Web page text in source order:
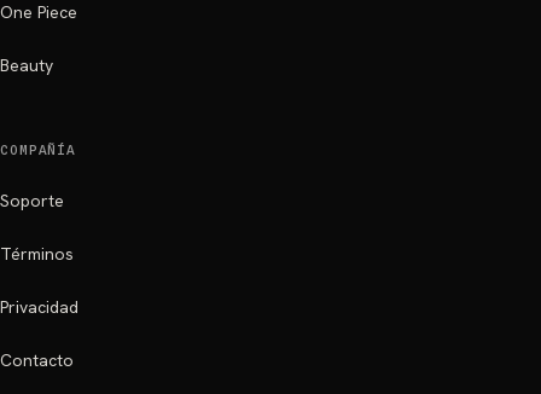
One Piece
Beauty
COMPAÑÍA
Soporte
Términos
Privacidad
Contacto